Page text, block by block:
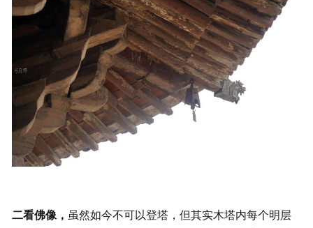
二看佛像， 虽然如今不可以登塔，但其实木塔内每个明层